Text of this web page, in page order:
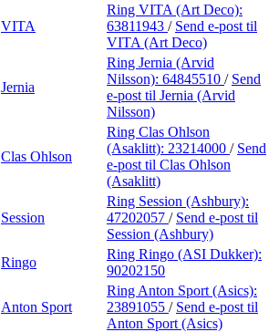
VITA
Ring VITA (Art Deco):
63811943 / Send e-post til
VITA (Art Deco)
Jernia
Ring Jernia (Arvid
Nilsson): 64845510 / Send
e-post til Jernia (Arvid
Nilsson)
Clas Ohlson
Ring Clas Ohlson
(Asaklitt): 23214000 / Send
e-post til Clas Ohlson
(Asaklitt)
Session
Ring Session (Ashbury):
47202057 / Send e-post til
Session (Ashbury)
Ringo
Ring Ringo (ASI Dukker):
90202150
Anton Sport
Ring Anton Sport (Asics):
23891055 / Send e-post til
Anton Sport (Asics)